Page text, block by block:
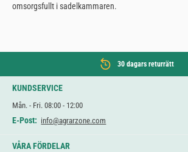
omsorgsfullt i sadelkammaren.
30 dagars returrätt
KUNDSERVICE
Mån. - Fri. 08:00 - 12:00
E-Post: info@agrarzone.com
VÅRA FÖRDELAR